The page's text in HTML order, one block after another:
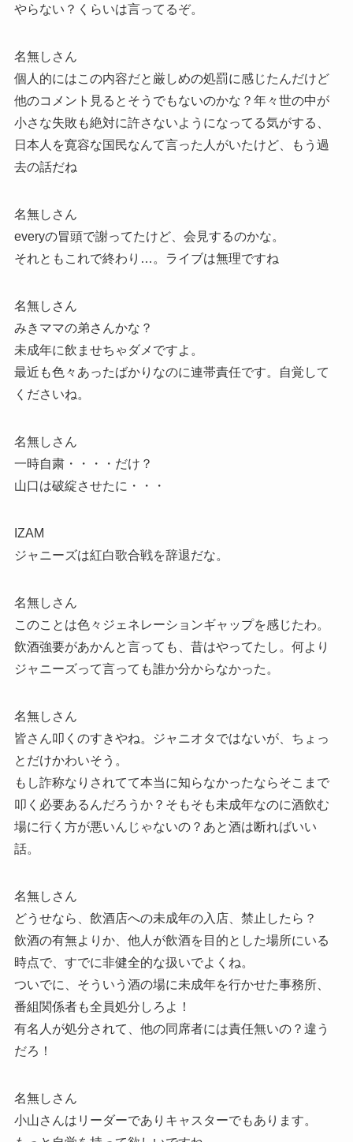
やらない？くらいは言ってるぞ。
名無しさん
個人的にはこの内容だと厳しめの処罰に感じたんだけど
他のコメント見るとそうでもないのかな？年々世の中が
小さな失敗も絶対に許さないようになってる気がする、
日本人を寛容な国民なんて言った人がいたけど、もう過
去の話だね
名無しさん
everyの冒頭で謝ってたけど、会見するのかな。
それともこれで終わり…。ライブは無理ですね
名無しさん
みきママの弟さんかな？
未成年に飲ませちゃダメですよ。
最近も色々あったばかりなのに連帯責任です。自覚して
くださいね。
名無しさん
一時自粛・・・・だけ？
山口は破綻させたに・・・
IZAM
ジャニーズは紅白歌合戦を辞退だな。
名無しさん
このことは色々ジェネレーションギャップを感じたわ。
飲酒強要があかんと言っても、昔はやってたし。何より
ジャニーズって言っても誰か分からなかった。
名無しさん
皆さん叩くのすきやね。ジャニオタではないが、ちょっ
とだけかわいそう。
もし詐称なりされてて本当に知らなかったならそこまで
叩く必要あるんだろうか？そもそも未成年なのに酒飲む
場に行く方が悪いんじゃないの？あと酒は断ればいい
話。
名無しさん
どうせなら、飲酒店への未成年の入店、禁止したら？
飲酒の有無よりか、他人が飲酒を目的とした場所にいる
時点で、すでに非健全的な扱いでよくね。
ついでに、そういう酒の場に未成年を行かせた事務所、
番組関係者も全員処分しろよ！
有名人が処分されて、他の同席者には責任無いの？違う
だろ！
名無しさん
小山さんはリーダーでありキャスターでもあります。